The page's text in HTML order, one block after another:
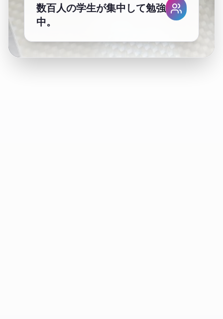
数百人の学生が集中して勉強
中。